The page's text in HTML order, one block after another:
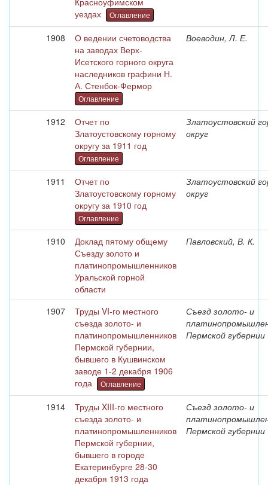
уездах
Оглавление
1908
О ведении счетоводства
на заводах Верх-
Исетского горного округа
наследников графини Н.
А. Стенбок-Фермор
Оглавление
Воеводин, Л. Е.
1912
Отчет по
Златоустовскому горному
округу за 1911 год
Оглавление
Златоустовский
округ
1911
Отчет по
Златоустовскому горному
округу за 1910 год
Оглавление
Златоустовский
округ
1910
Доклад пятому общему
Съезду золото и
платинопромышленников
Уральской горной
области
Павловский, В. К.
1907
Труды VI-го местного
съезда золото- и
платинопромышленников
Пермской губернии,
бывшего в Кушвинском
заводе 1-2 декабря 1906
года
Оглавление
Съезд золото- и
Пермской губернии
1914
Труды XIII-го местного
съезда золото- и
платинопромышленников
Пермской губернии,
бывшего в городе
Екатеринбурге 28-30
декабря 1913 года
Съезд золото- и
Пермской губернии